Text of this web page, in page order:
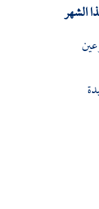
الشهر